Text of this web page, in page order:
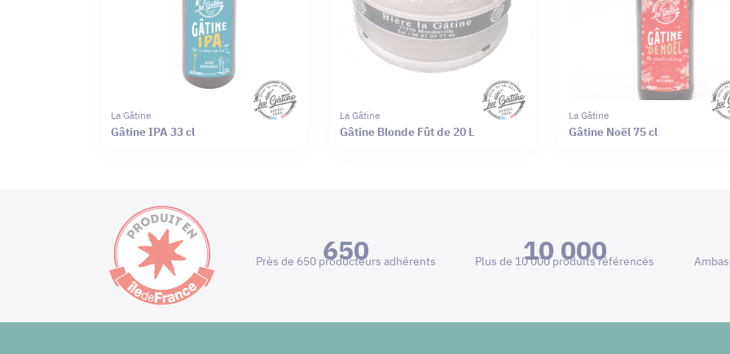
La Gâtine
Gâtine IPA 33 cl
La Gâtine
Gâtine Blonde Fût de 20 L
La Gâtine
Gâtine Noël 75 cl
650
Près de 650 producteurs adhérents 10 000
Plus de 10 000 produits référencés